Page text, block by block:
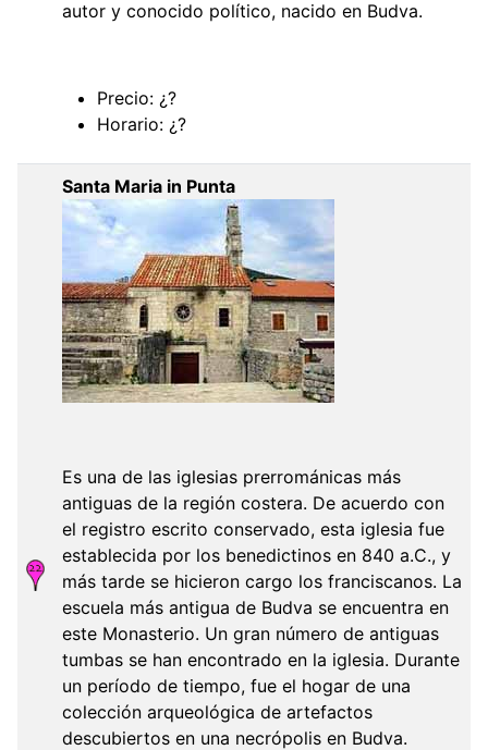
autor y conocido político, nacido en Budva.
Precio: ¿?
Horario: ¿?
Santa Maria in Punta
Es una de las iglesias prerrománicas más
antiguas de la región costera. De acuerdo con
el registro escrito conservado, esta iglesia fue
establecida por los benedictinos en 840 a.C., y
más tarde se hicieron cargo los franciscanos. La
escuela más antigua de Budva se encuentra en
este Monasterio. Un gran número de antiguas
tumbas se han encontrado en la iglesia. Durante
un período de tiempo, fue el hogar de una
colección arqueológica de artefactos
descubiertos en una necrópolis en Budva.